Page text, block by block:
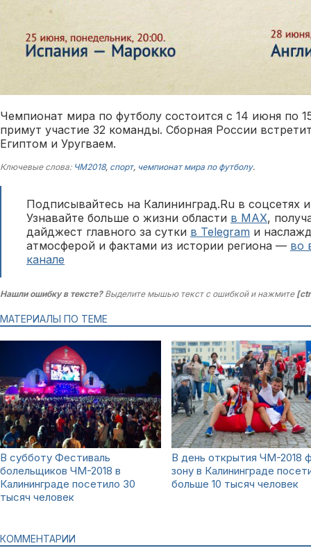
Чемпионат мира по футболу состоится с 14 июня по
примут участие 32 команды. Сборная России
Египтом и Уругваем.
Ключевые слова: ЧМ2018, спорт, чемпионат мира по футболу.
Подписывайтесь на Калининград.Ru в соцсетях
Узнавайте больше о жизни области в MAX,
дайджест главного за сутки в Telegram и
атмосферой и фактами из истории региона — во
канале
Нашли ошибку в тексте?Выделите мышью текст с ошибкой и нажмите
МАТЕРИАЛЫ ПО ТЕМЕ
В субботу Фестиваль
болельщиков ЧМ-2018 в
Калининграде посетило 30
тысяч человек
В день открытия ЧМ-2018
зону в Калининграде
больше 10 тысяч человек
КОММЕНТАРИИ